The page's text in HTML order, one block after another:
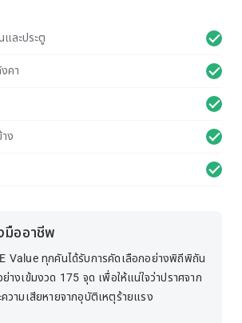
และประตู
คา
ง
มืออาชีพ
Value ทุกคันได้รับการคัดเลือกอย่างพิถีพิถัน
างเข้มงวด 175 จุด เพื่อให้แน่ใจว่าปราศจาก
วามเสียหายจากอุบัติเหตุร้ายแรง